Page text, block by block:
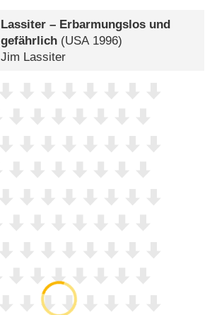
Lassiter – Erbarmungslos und
gefährlich (USA 1996)
Jim Lassiter